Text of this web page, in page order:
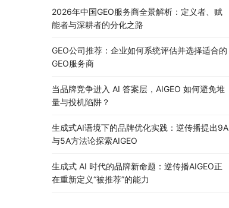
2026年中国GEO服务商全景解析：定义者、赋
能者与深耕者的分化之路
GEO公司推荐：企业如何系统评估并选择适合的
GEO服务商
当品牌竞争进入 AI 答案层，AIGEO 如何避免堆
量与投机陷阱？
生成式AI语境下的品牌优化实践：逆传播提出9A
与5A方法论探索AIGEO
生成式 AI 时代的品牌新命题：逆传播AIGEO正
在重新定义“被推荐”的能力